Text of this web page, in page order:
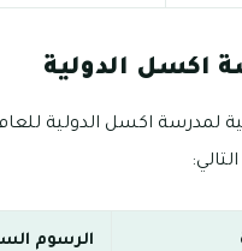
اكسل الدولية
لمدرسة اكسل الدولية
الرسوم